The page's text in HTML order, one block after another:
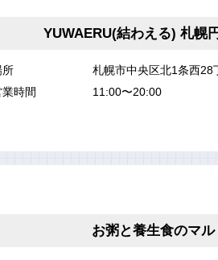
YUWAERU(結わえる) 札幌
所
札幌市中央区北1条西28
業時間
11:00〜20:00
お粥と養生食のマル